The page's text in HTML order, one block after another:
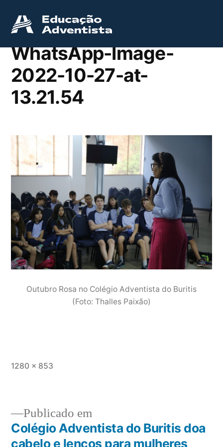
WhatsApp-Image-
2022-10-27-at-
13.21.54
Outubro Rosa no Colégio Adventista do Buritis
(Foto: Thalles Paixão)
1280 × 853
Publicado em
Colégio Adventista do Buritis doa
cabelo e lenços para mulheres